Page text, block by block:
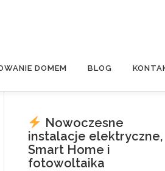
DOMEM BLOG
Nowoczesne
instalacje elektryczne,
Smart Home i
fotowoltaika